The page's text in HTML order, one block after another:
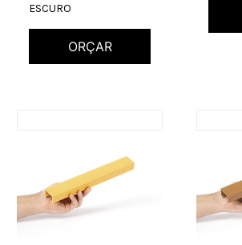
ESCURO
ORÇAR